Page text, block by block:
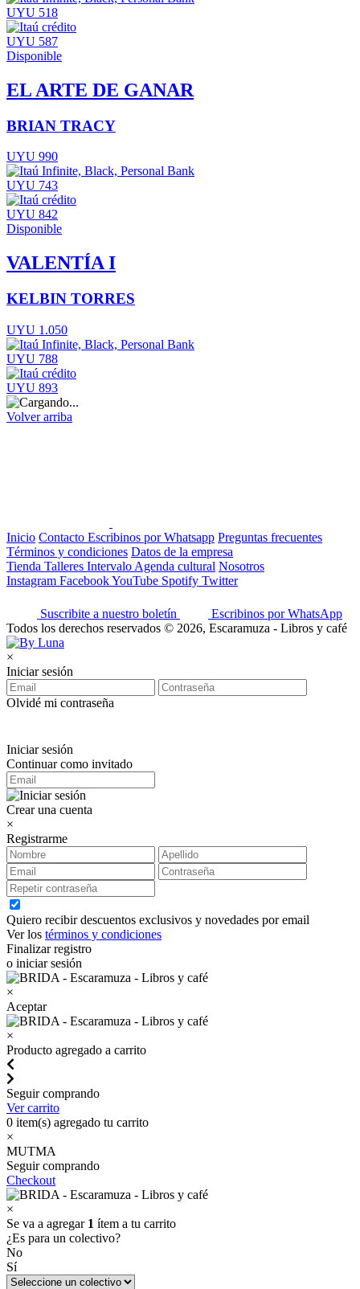
UYU 518
UYU 587
Disponible
EL ARTE DE GANAR
BRIAN TRACY
UYU 990
UYU 743
UYU 842
Disponible
VALENTÍA I
KELBIN TORRES
UYU 1.050
UYU 788
UYU 893
Volver arriba
Inicio Contacto Escribinos por Whatsapp Preguntas frecuentes
Términos y condiciones Datos de la empresa
Tienda Talleres Intervalo Agenda cultural Nosotros
Instagram FacebookYouTube Spotify Twitter
Suscribite a nuestro boletín
Escribinos por WhatsApp
Todos los derechos reservados © 2026, Escaramuza - Libros y café
×
Iniciar sesión
Olvidé mi contraseña
Iniciar sesión
Continuar como invitado
Crear una cuenta
×
Registrarme
Quiero recibir descuentos exclusivos y novedades por email
Ver los términos y condiciones
Finalizar registro
o iniciar sesión
×
Aceptar
×
Producto agregado a carrito
Seguir comprando
Ver carrito
0 item(s) agregado tu carrito
×
MUTMA
Seguir comprando
Checkout
×
Se va a agregar 1 ítem a tu carrito
¿Es para un colectivo?
No
Sí